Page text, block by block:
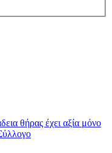
θήρας έχει αξία μόνο